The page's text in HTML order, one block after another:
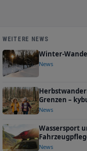
WEITERE NEWS
Winter-
News
Grenzen –
Outdoor-
News
Wassersport
Outdoor-
News